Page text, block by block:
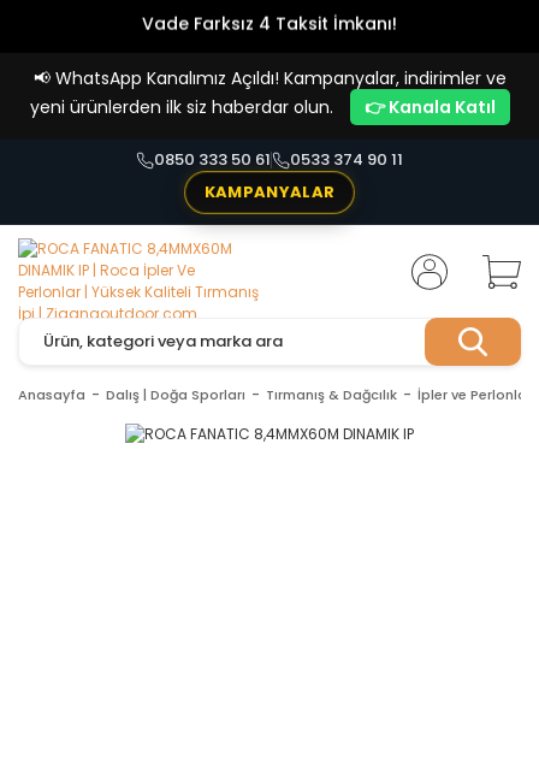
Vade Farksız 4 Taksit İmkanı!
📢 WhatsApp Kanalımız Açıldı! Kampanyalar, indirimler ve
yeni ürünlerden ilk siz haberdar olun.
👉 Kanala Katıl
0850 333 50 61
0533 374 90 11
KAMPANYALAR
Anasayfa Dalış | Doğa Sporları Tırmanış & Dağcılık İpler ve Perlonlar